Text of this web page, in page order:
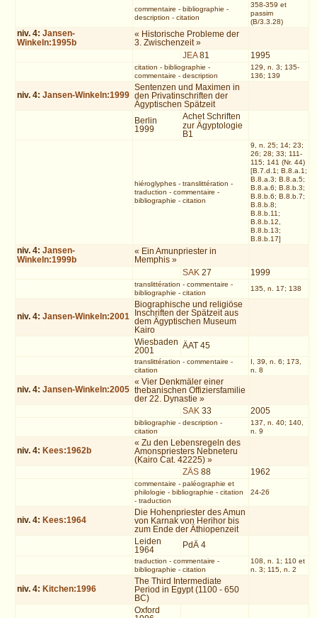
commentaire - bibliographie -
description - citation
358-359 et
passim
(B/3.3.28)
niv. 4:Jansen-
Winkeln:1995b
« Historische Probleme der
3. Zwischenzeit »
JEA81 1995
citation - bibliographie -
commentaire - description
129, n. 3; 135-
136; 139
niv. 4:Jansen-Winkeln:1999
Sentenzen und Maximen in
den Privatinschriften der
Ägyptischen Spätzeit
Berlin
1999
Achet Schriften
zur Ägyptologie
B1
hiéroglyphes- translittération -
traduction - commentaire -
bibliographie - citation
9, n. 25; 14; 23;
26; 28; 33; 111-
115; 141 (Nr. 44)
[B.7.d.1; B.8.a.1;
B.8.a.3; B.8.a.5;
B.8.a.6; B.8.b.3;
B.8.b.6; B.8.b.7;
B.8.b.8;
B.8.b.11;
B.8.b.12,
B.8.b.13;
B.8.b.17]
niv. 4:Jansen-
Winkeln:1999b
« Ein Amunpriester in
Memphis »
SAK 27 1999
translittération - commentaire -
bibliographie - citation
135, n. 17; 138
niv. 4:Jansen-Winkeln:2001
Biographische und religiöse
Inschriften der Spätzeit aus
dem Ägyptischen Museum
Kairo
Wiesbaden
2001
ÄAT 45
translittération - commentaire -
citation
I, 39, n. 6; 173,
n. 8
niv. 4:Jansen-Winkeln:2005
« Vier Denkmäler einer
thebanischen Offiziersfamilie
der 22. Dynastie »
SAK 33 2005
bibliographie - description -
citation
137, n. 40; 140,
n. 9
niv. 4: Kees:1962b
« Zu den Lebensregeln des
Amonspriesters Nebneteru
(Kairo Cat. 42225) »
ZÄS 88 1962
commentaire - paléographie et
philologie - bibliographie - citation
- traduction
24-26
niv. 4: Kees:1964
Die Hohenpriester des Amun
von Karnak von Herihor bis
zum Ende der Äthiopenzeit
Leiden
1964
PdÄ 4
traduction - commentaire -
bibliographie - citation
108, n. 1; 110 et
n. 3; 115, n. 2
niv. 4: Kitchen:1996
The Third Intermediate
Period in Egypt (1100 - 650
BC)
Oxford